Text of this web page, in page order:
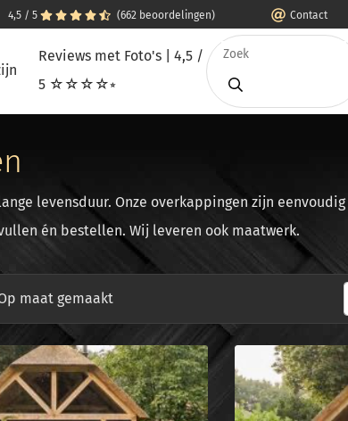
4,5 / 5 (662 beoordelingen) Contact
Reviews met Foto's | 4,5 /
5 ☆☆☆☆⭒
levensduur. Onze overkappingen zijn
én bestellen. Wij leveren ook maatwerk.
maat gemaakt